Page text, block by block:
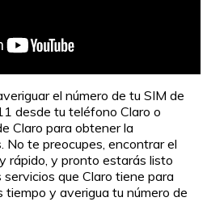
el número de tu SIM de
desde tu teléfono Claro o
Claro para obtener la
No te preocupes, encontrar el
rápido, y pronto estarás listo
que Claro tiene para
tiempo y averigua tu número de